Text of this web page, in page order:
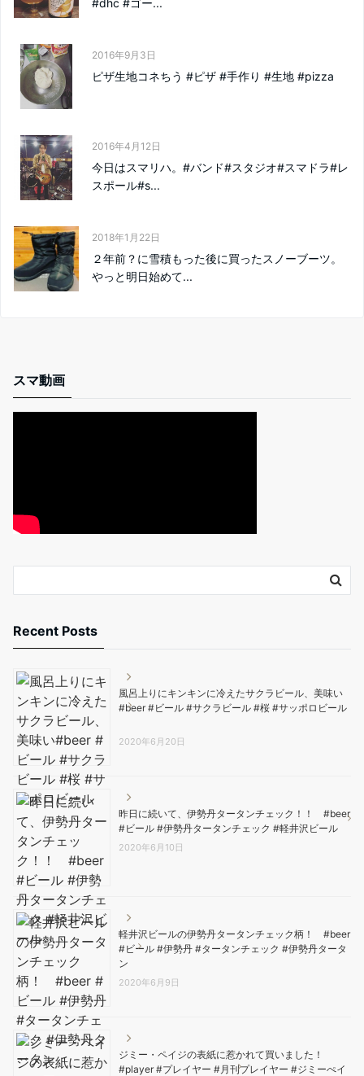
2016年9月3日
ピザ生地コネちう #ピザ #手作り #生地 #pizza
2016年4月12日
今日はスマリハ。#バンド#スタジオ#スマドラ#レ
スポール#s...
2018年1月22日
２年前？に雪積もった後に買ったスノーブーツ。
やっと明日始めて...
スマ動画
Recent Posts
風呂上りにキンキンに冷えたサクラビール、美味い️
#beer #ビール #サクラビール #桜 #サッポロビール
2020年6月20日
昨日に続いて、伊勢丹タータンチェック！！ #beer
#ビール #伊勢丹タータンチェック #軽井沢ビール
2020年6月10日
軽井沢ビールの伊勢丹タータンチェック柄！ #beer
#ビール #伊勢丹 #タータンチェック #伊勢丹タータ
ン
2020年6月9日
ジミー・ペイジの表紙に惹かれて買いました！
#player #プレイヤー #月刊プレイヤー #ジミーぺイ